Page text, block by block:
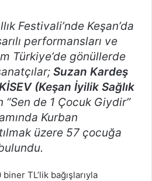
Festivali’nde Keşan’da
performansları ve
Türkiye’de gönüllerde
Suzan Kardeş
(Keşan İyilik Sağlık
“Sen de 1 Çocuk Giydir”
Kurban
üzere 57 çocuğa
TL’lik bağışlarıyla